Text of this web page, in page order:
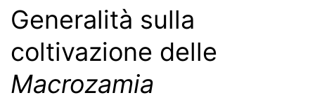
Generalità sulla
coltivazione delle
Macrozamia